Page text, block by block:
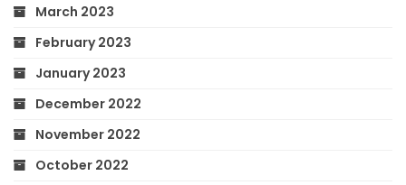
March 2023
February 2023
January 2023
December 2022
November 2022
October 2022